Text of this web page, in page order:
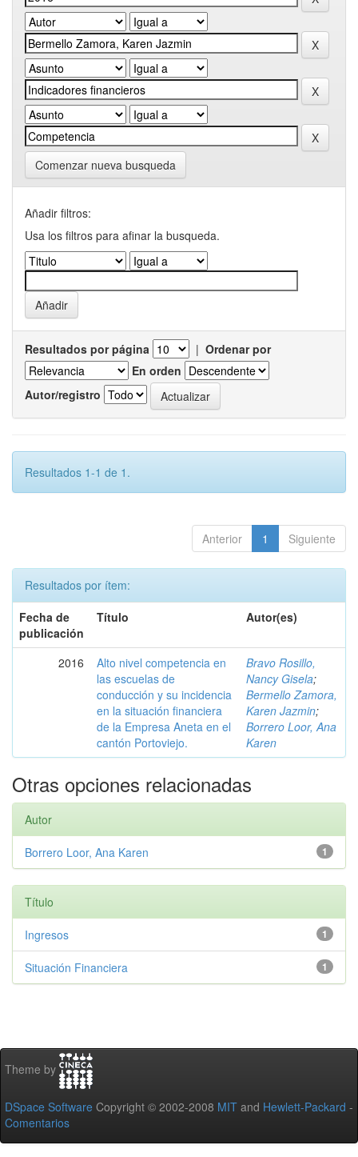
Comenzar nueva busqueda
Añadir filtros:
Usa los filtros para afinar la busqueda.
Resultados por página | Ordenar por
En orden
Autor/registro
Resultados 1-1 de 1.
Anterior 1 Siguiente
Resultados por ítem:
Fecha de
publicación
Título Autor(es)
2016
Alto nivel competencia en
las escuelas de
conducción y su incidencia
en la situación financiera
de la Empresa Aneta en el
cantón Portoviejo.
Bravo Rosillo,
Nancy Gisela;
Bermello Zamora,
Karen Jazmin;
Borrero Loor, Ana
Karen
Otras opciones relacionadas
Autor
1
Borrero Loor, Ana Karen
Título
1
Ingresos
1
Situación Financiera
Theme by
DSpace Software Copyright © 2002-2008 MIT and Hewlett-Packard -
Comentarios